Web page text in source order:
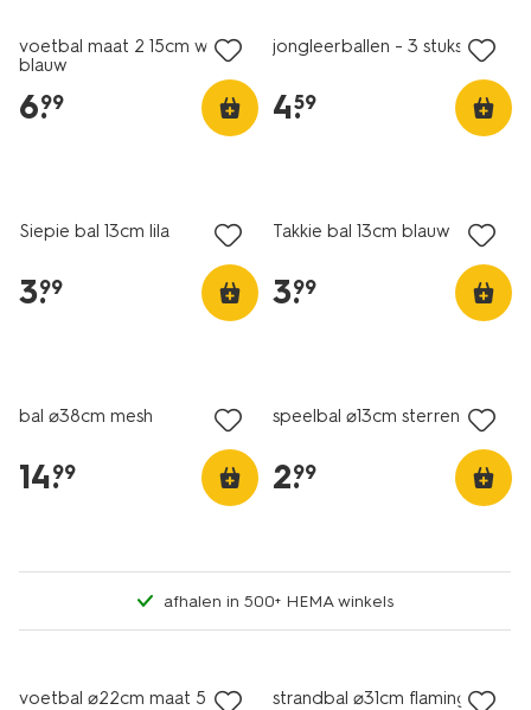
voetbal maat 2 15cm wit-
blauw
6.
99
jongleerballen - 3 stuks
4.
59
Siepie bal 13cm lila
3.
99
Takkie bal 13cm blauw
3.
99
bal ⌀38cm mesh
14.
99
speelbal ⌀13cm sterren
2.
99
afhalen in 500+ HEMA winkels
voetbal ⌀22cm maat 5
nieuw
strandbal ⌀31cm flamingo